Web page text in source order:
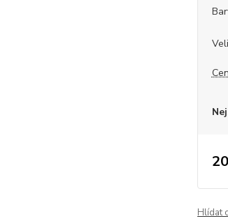
Hlídat